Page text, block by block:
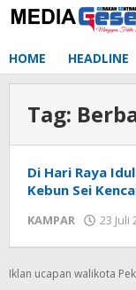
Lewati
ke
HOME HEADLINE
Tag:
Di Hari Raya
Kebun Sei
KAMPAR 23 Juli
Iklan ucapan walikota